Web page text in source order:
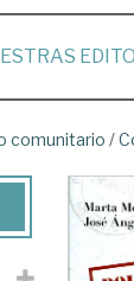
comunitario /